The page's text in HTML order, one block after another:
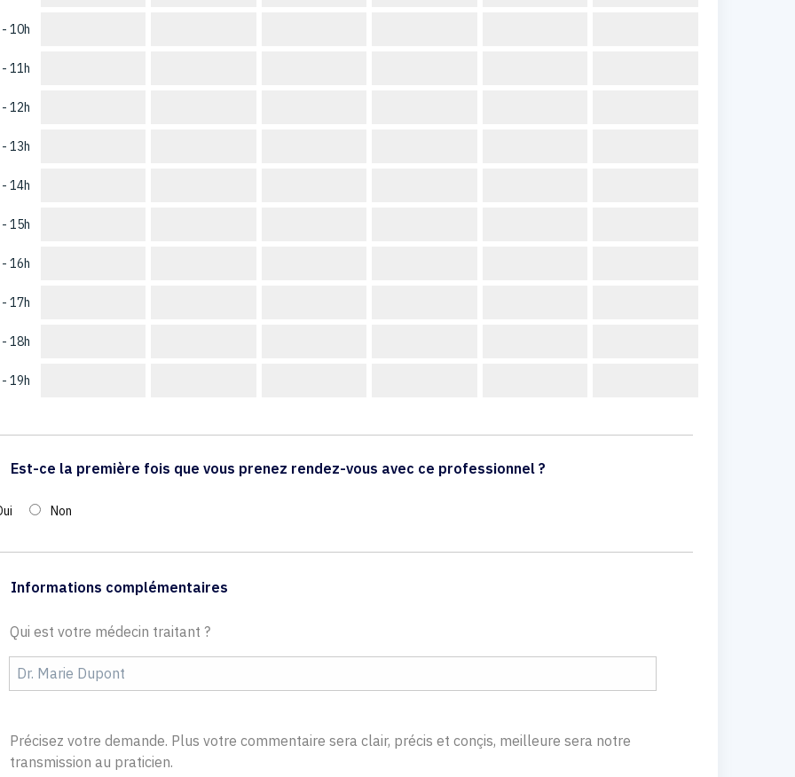
10h
11h
12h
13h
14h
15h
16h
17h
18h
19h
Est-ce la première fois que vous prenez rendez-vous avec ce professionnel ?
Non
Informations complémentaires
Qui est votre médecin traitant ?
Précisez votre demande. Plus votre commentaire sera clair, précis et conçis, meilleure sera notre
transmission au praticien.